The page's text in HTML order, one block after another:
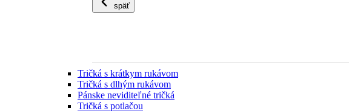
späť
Tričká s krátkym rukávom
Tričká s dlhým rukávom
Pánske neviditeľné tričká
Tričká s potlačou